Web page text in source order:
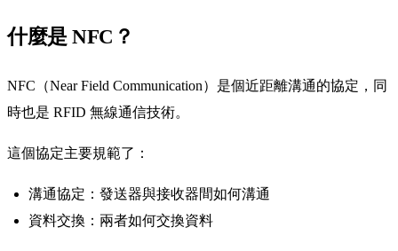
什麼是 NFC？
NFC（Near Field Communication）是個近距離溝通的協定，同
時也是 RFID 無線通信技術。
這個協定主要規範了：
溝通協定：發送器與接收器間如何溝通
資料交換：兩者如何交換資料